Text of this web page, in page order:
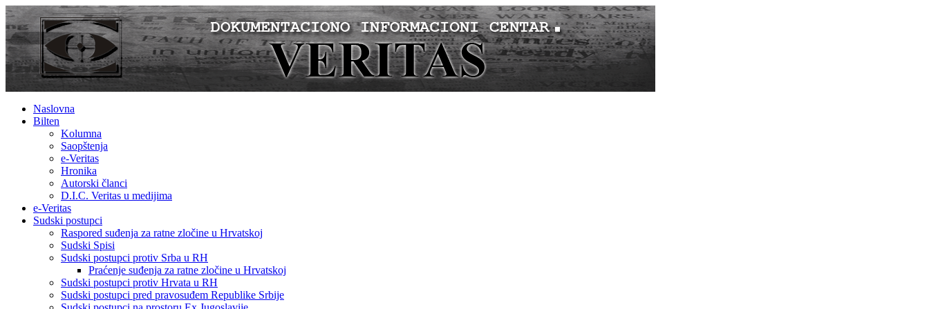
Naslovna
Bilten
Kolumna
Saopštenja
e-Veritas
Hronika
Autorski članci
D.I.C. Veritas u medijima
e-Veritas
Sudski postupci
Raspored suđenja za ratne zločine u Hrvatskoj
Sudski Spisi
Sudski postupci protiv Srba u RH
Praćenje suđenja za ratne zločine u Hrvatskoj
Sudski postupci protiv Hrvata u RH
Sudski postupci pred pravosuđem Republike Srbije